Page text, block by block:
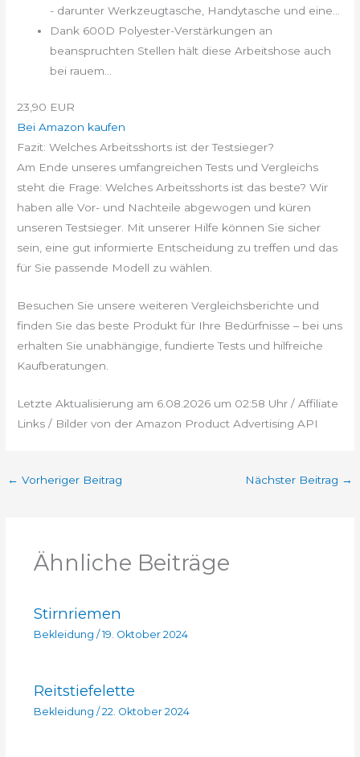
- darunter Werkzeugtasche, Handytasche und eine...
Dank 600D Polyester-Verstärkungen an
beanspruchten Stellen hält diese Arbeitshose auch
bei rauem...
23,90 EUR
Bei Amazon kaufen
Fazit: Welches Arbeitsshorts ist der Testsieger?
Am Ende unseres umfangreichen Tests und Vergleichs
steht die Frage: Welches Arbeitsshorts ist das beste? Wir
haben alle Vor- und Nachteile abgewogen und küren
unseren Testsieger. Mit unserer Hilfe können Sie sicher
sein, eine gut informierte Entscheidung zu treffen und das
für Sie passende Modell zu wählen.
Besuchen Sie unsere weiteren Vergleichsberichte und
finden Sie das beste Produkt für Ihre Bedürfnisse – bei uns
erhalten Sie unabhängige, fundierte Tests und hilfreiche
Kaufberatungen.
Letzte Aktualisierung am 6.08.2026 um 02:58 Uhr / Affiliate
Links / Bilder von der Amazon Product Advertising API
← Vorheriger Beitrag Nächster Beitrag →
Ähnliche Beiträge
Stirnriemen
Bekleidung /19. Oktober 2024
Reitstiefelette
Bekleidung /22. Oktober 2024